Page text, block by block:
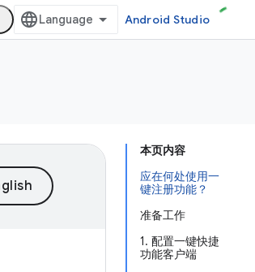
Android Studio
本页内容
应在何处使用一
键注册功能？
准备工作
1. 配置一键快捷
功能客户端